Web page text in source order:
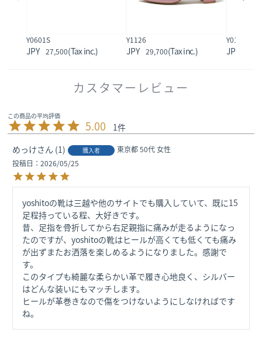
Y0601S
27,500
Y1126
29,700
Y01001
カスタマーレビュー
5.00
1
めっけ
1 購入者 東京都 50代 女性
投稿日
2026/05/25
yoshitoの靴は三越や他のサイトでも購入していて、既に15
足程持っている程、大好きです。
昔、足指を骨折してから右足親指に痛みが走るようになっ
たのですが、yoshitoの靴はヒールが高くても低くても痛み
が出ずまたお洒落を楽しめるようになりました。感謝で
す。
このタイプも綺麗な柔らかい革で履き心地良く、シルバー
はどんな装いにもマッチします。
ヒールが革巻きなので傷をつけないようにしなければです
ね。